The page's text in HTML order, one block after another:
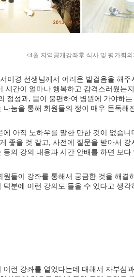
<4월 지역공개강좌후 식사 및 평가회의
미경 선생님께서 어려운 발걸음을 해주
시간이 얼마나 행복하고 감격스러웠는
정성과, 몸이 불편하여 병원에 가야하
나눔을 통해 회원들의 정이 매우 돈독해
아직 노하우를 말한 만한 것이 없습니
좋을 것 같고, 사전에 질문을 받아서 강
의 강의 내용과 시간 안배를 하면 보
원들이 강좌를 통해서 궁금한 것을 해결
덕분에 이런 강의도 들을 수 있다고 생
런 강좌를 열었다는데 대해서 자부심